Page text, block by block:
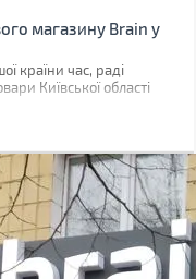
магазину Brain у
країни час, раді
Київської області